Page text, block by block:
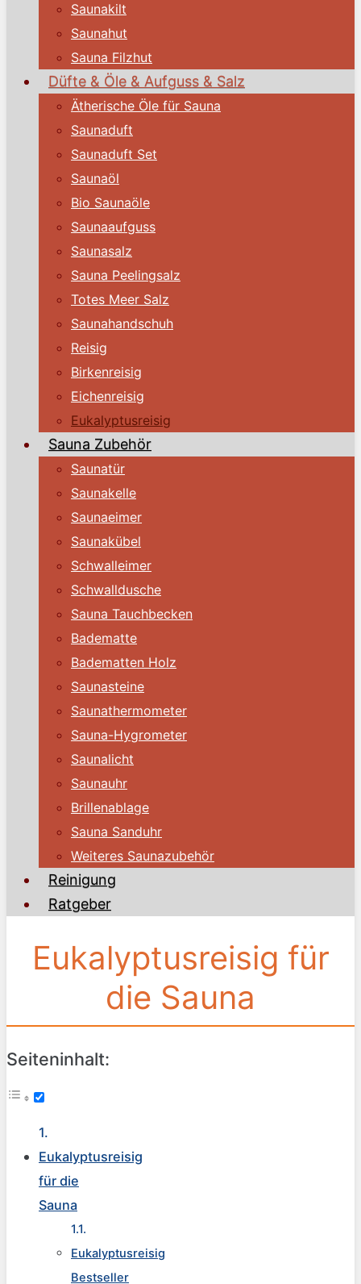
Saunakilt
Saunahut
Sauna Filzhut
Düfte & Öle & Aufguss & Salz
Ätherische Öle für Sauna
Saunaduft
Saunaduft Set
Saunaöl
Bio Saunaöle
Saunaaufguss
Saunasalz
Sauna Peelingsalz
Totes Meer Salz
Saunahandschuh
Reisig
Birkenreisig
Eichenreisig
Eukalyptusreisig
Sauna Zubehör
Saunatür
Saunakelle
Saunaeimer
Saunakübel
Schwalleimer
Schwalldusche
Sauna Tauchbecken
Badematte
Badematten Holz
Saunasteine
Saunathermometer
Sauna-Hygrometer
Saunalicht
Saunauhr
Brillenablage
Sauna Sanduhr
Weiteres Saunazubehör
Reinigung
Ratgeber
Eukalyptusreisig für
die Sauna
Seiteninhalt:
Eukalyptusreisig
für die
Sauna
Eukalyptusreisig
Bestseller